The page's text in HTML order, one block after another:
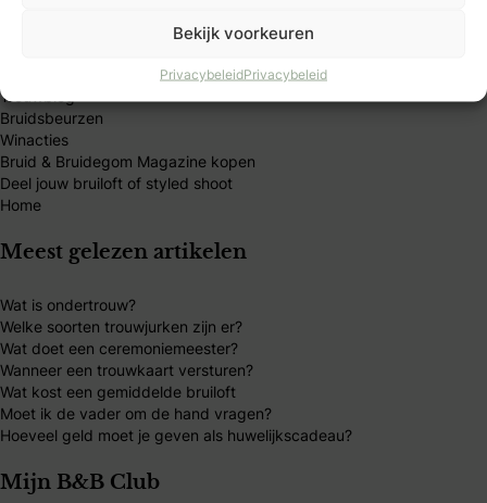
Bekijk voorkeuren
PrivacybeleidPrivacybeleid
Trouwblog
Bruidsbeurzen
Winacties
Bruid & Bruidegom Magazine kopen
Deel jouw bruiloft of styled shoot
Home
Meest gelezen artikelen
Wat is ondertrouw?
Welke soorten trouwjurken zijn er?
Wat doet een ceremoniemeester?
Wanneer een trouwkaart versturen?
Wat kost een gemiddelde bruiloft
Moet ik de vader om de hand vragen?
Hoeveel geld moet je geven als huwelijkscadeau?
Mijn B&B Club